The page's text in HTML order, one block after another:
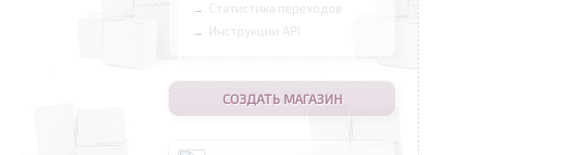
→ Статистика переходов
→ Инструкции API
СОЗДАТЬ МАГАЗИН